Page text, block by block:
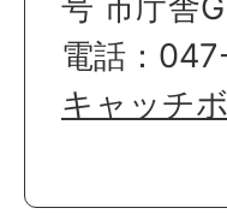
電話：
キャッチ